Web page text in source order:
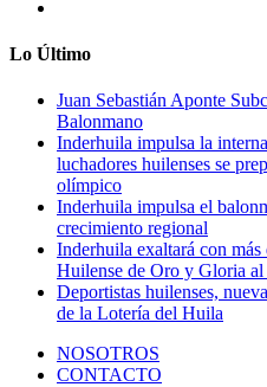
Lo Último
Juan Sebastián Aponte
Balonmano
Inderhuila impulsa la
luchadores huilenses se
olímpico
Inderhuila impulsa el
crecimiento regional
Inderhuila exaltará con
Huilense de Oro y Gloria
Deportistas huilenses,
de la Lotería del Huila
NOSOTROS
CONTACTO